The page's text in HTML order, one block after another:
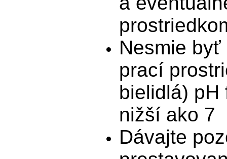
Nesmie
prací
bielidlá)
nižší ako 7
Dávajte